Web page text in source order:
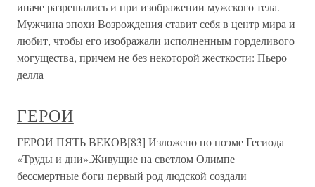
иначе разрешались и при изображении мужского тела.
Мужчина эпохи Возрождения ставит себя в центр мира и
любит, чтобы его изображали исполненным горделивого
могущества, причем не без некоторой жесткости: Пьеро
делла
ГЕРОИ
ГЕРОИ ПЯТЬ ВЕКОВ[83] Изложено по поэме Гесиода
«Труды и дни».Живущие на светлом Олимпе
бессмертные боги первый род людской создали